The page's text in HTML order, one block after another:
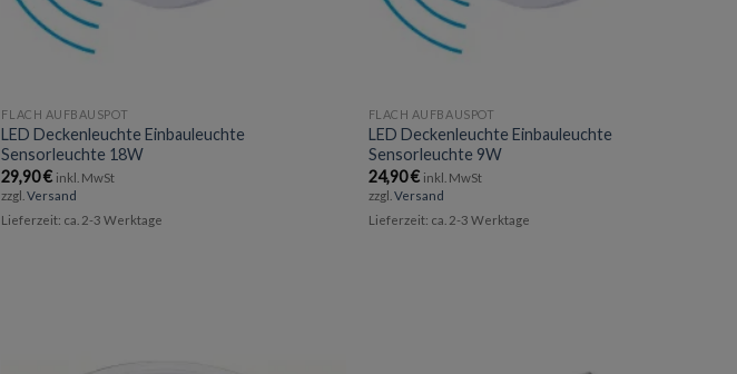
FLACH AUFBAUSPOT
LED Deckenleuchte Einbauleuchte
Sensorleuchte 18W
29,90€ inkl. MwSt
zzgl.Versand
Lieferzeit: ca. 2-3 Werktage
FLACH AUFBAUSPOT
LED Deckenleuchte Einbauleuchte
Sensorleuchte 9W
24,90€ inkl. MwSt
zzgl. Versand
Lieferzeit: ca. 2-3 Werktage